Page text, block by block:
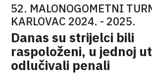
52. MALONOGOMETNI
KARLOVAC 2024. - 2025.
Danas su strijelci bili
raspoloženi, u jednoj
odlučivali penali